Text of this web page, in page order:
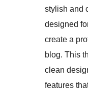
stylish and
designed
create a
blog. This
clean
features